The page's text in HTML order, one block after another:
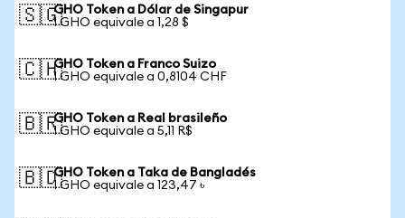
🇸🇬GHO Token a Dólar de Singapur
1 GHO equivale a 1,28 $
🇨🇭GHO Token a Franco Suizo
1 GHO equivale a 0,8104 CHF
🇧🇷GHO Token a Real brasileño
1 GHO equivale a 5,11 R$
🇧🇩GHO Token a Taka de Bangladés
1 GHO equivale a 123,47 ৳